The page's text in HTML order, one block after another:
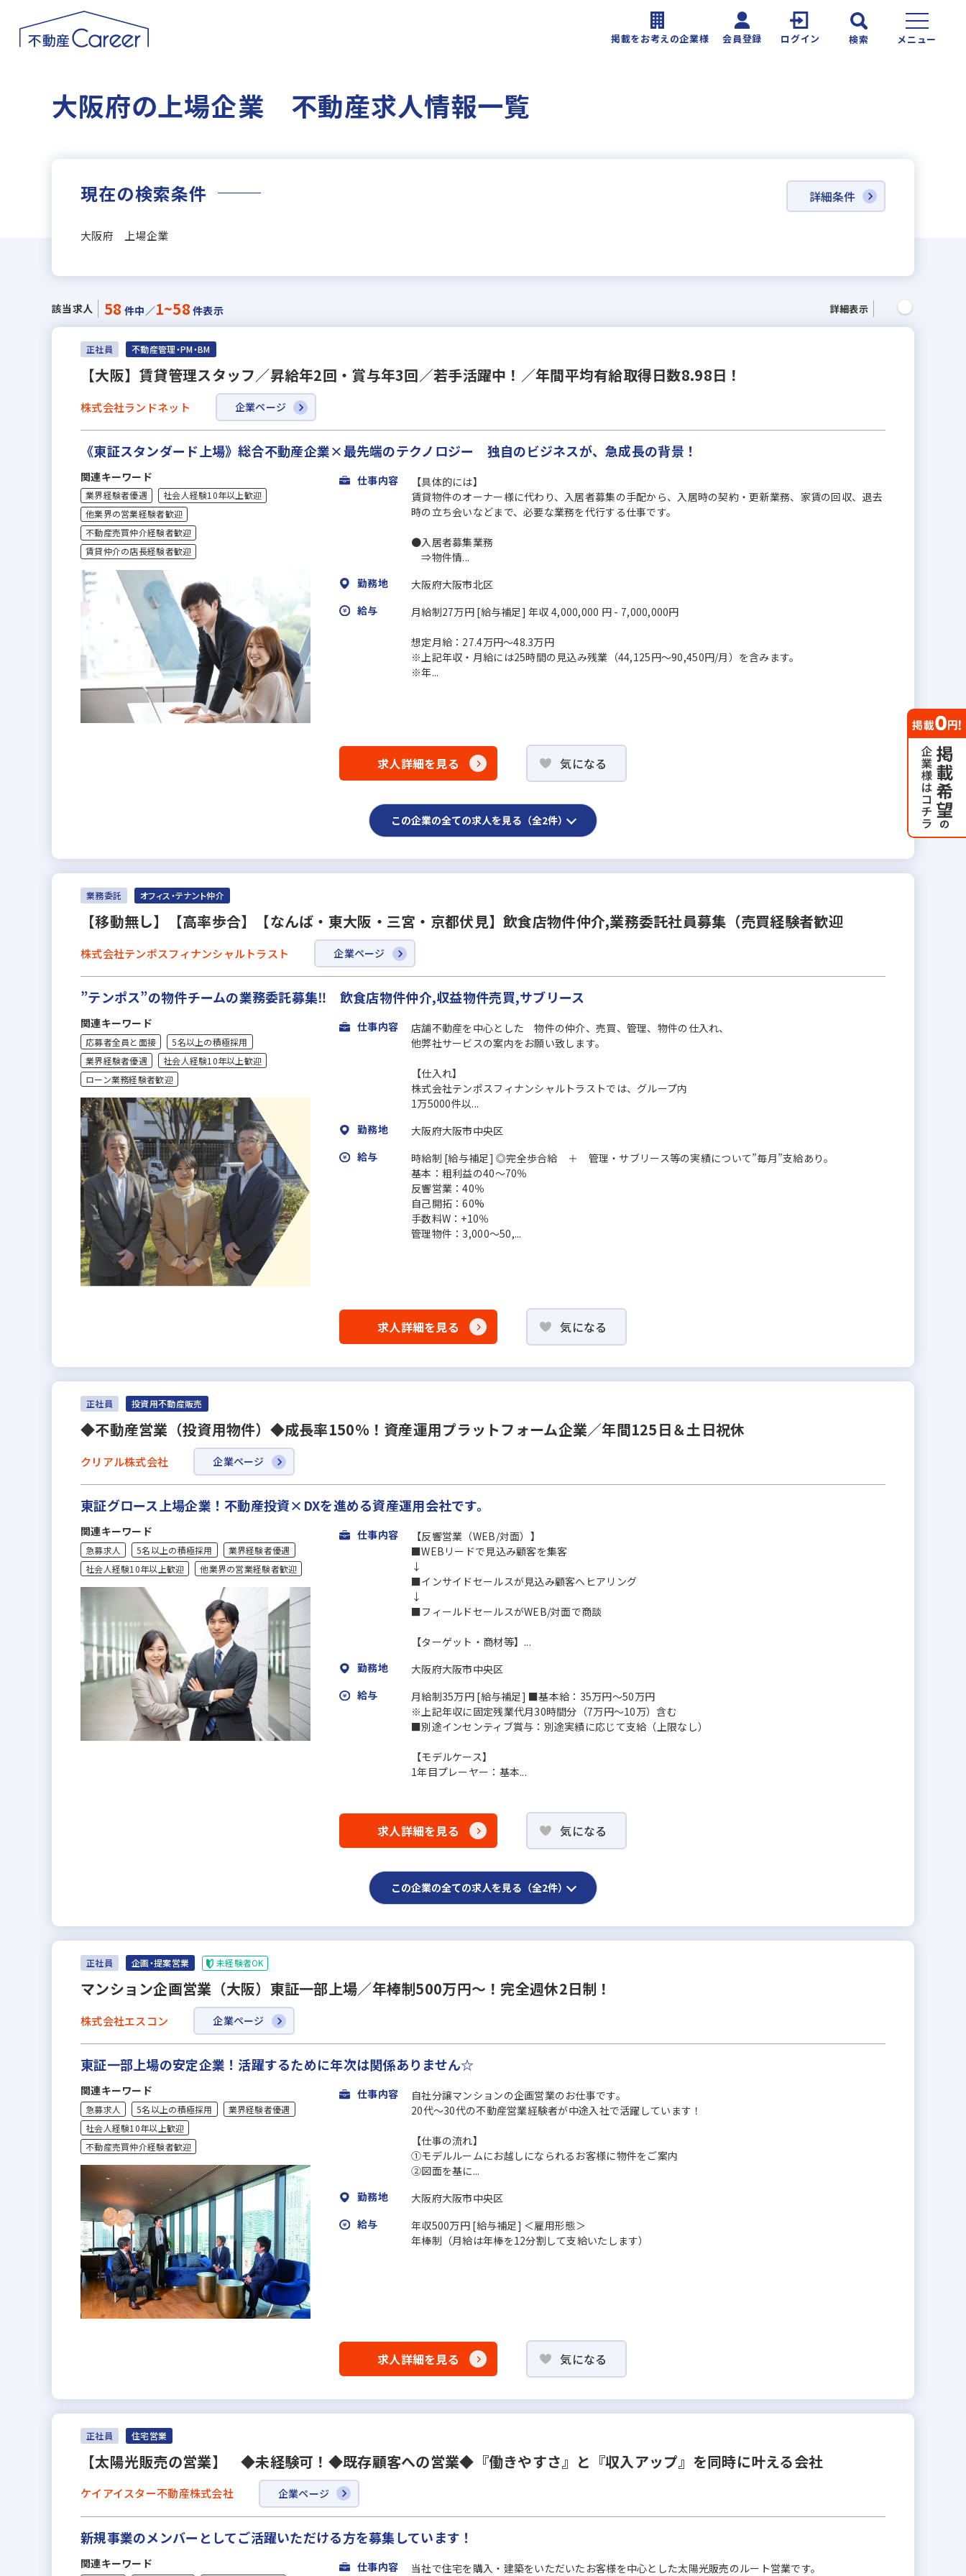
掲載をお考えの企業様 会員登録 ログイン 検索 メニュー
大阪府の上場企業 不動産求人情報一覧
現在の検索条件
大阪府 上場企業
詳細条件
該当求人 58 件中／1~58 件表示 詳細表示
正社員 不動産管理・PM・BM
【大阪】賃貸管理スタッフ／昇給年2回・賞与年3回／若手活躍中！／年間平均有給取得日数8.98日！
株式会社ランドネット 企業ページ
《東証スタンダード上場》総合不動産企業×最先端のテクノロジー 独自のビジネスが、急成長の背景！
関連キーワード
業界経験者優遇
社会人経験10年以上歓迎
他業界の営業経験者歓迎
不動産売買仲介経験者歓迎
賃貸仲介の店長経験者歓迎
仕事内容
【具体的には】
賃貸物件のオーナー様に代わり、入居者募集の手配から、入居時の契約・更新業務、家賃の回収、退去
時の立ち会いなどまで、必要な業務を代行する仕事です。
●入居者募集業務
⇒物件情...
勤務地
大阪府大阪市北区
給与
月給制27万円 [給与補足] 年収 4,000,000 円 - 7,000,000円
想定月給：27.4万円～48.3万円
※上記年収・月給には25時間の見込み残業（44,125円～90,450円/月）を含みます。
※年...
求人詳細を見る 気になる
この企業の全ての求人を見る（全2件）
業務委託 オフィス・テナント仲介
【移動無し】【高率歩合】【なんば・東大阪・三宮・京都伏見】飲食店物件仲介,業務委託社員募集（売買経験者歓迎
株式会社テンポスフィナンシャルトラスト 企業ページ
”テンポス”の物件チームの業務委託募集‼ 飲食店物件仲介,収益物件売買,サブリース
関連キーワード
応募者全員と面接
5名以上の積極採用
業界経験者優遇
社会人経験10年以上歓迎
ローン業務経験者歓迎
仕事内容
店舗不動産を中心とした 物件の仲介、売買、管理、物件の仕入れ、
他弊社サービスの案内をお願い致します。
【仕入れ】
株式会社テンポスフィナンシャルトラストでは、グループ内
1万5000件以...
勤務地
大阪府大阪市中央区
給与
時給制 [給与補足] ◎完全歩合給 ＋ 管理・サブリース等の実績について”毎月”支給あり。
基本：粗利益の40～70％
反響営業：40％
自己開拓：60%
手数料W：+10％
管理物件：3,000～50,...
求人詳細を見る 気になる
正社員 投資用不動産販売
◆不動産営業（投資用物件）◆成長率150%！資産運用プラットフォーム企業／年間125日＆土日祝休
クリアル株式会社 企業ページ
東証グロース上場企業！不動産投資×DXを進める資産運用会社です。
関連キーワード
急募求人 5名以上の積極採用
業界経験者優遇
社会人経験10年以上歓迎
他業界の営業経験者歓迎
仕事内容
【反響営業（WEB/対面）】
■WEBリードで見込み顧客を集客
↓
■インサイドセールスが見込み顧客へヒアリング
↓
■フィールドセールスがWEB/対面で商談
【ターゲット・商材等】...
勤務地
大阪府大阪市中央区
給与
月給制35万円 [給与補足] ■基本給：35万円〜50万円
※上記年収に固定残業代月30時間分（7万円～10万）含む
■別途インセンティブ賞与：別途実績に応じて支給（上限なし）
【モデルケース】
1年目プレーヤー：基本...
求人詳細を見る 気になる
この企業の全ての求人を見る（全2件）
正社員 企画・提案営業 未経験者OK
マンション企画営業（大阪）東証一部上場／年棒制500万円～！完全週休2日制！
株式会社エスコン 企業ページ
東証一部上場の安定企業！活躍するために年次は関係ありません☆
関連キーワード
急募求人 5名以上の積極採用
業界経験者優遇
社会人経験10年以上歓迎
不動産売買仲介経験者歓迎
仕事内容
自社分譲マンションの企画営業のお仕事です。
20代～30代の不動産営業経験者が中途入社で活躍しています！
【仕事の流れ】
①モデルルームにお越しになられるお客様に物件をご案内
②図面を基に...
勤務地
大阪府大阪市中央区
給与
年収500万円 [給与補足] ＜雇用形態＞
年棒制（月給は年棒を12分割して支給いたします）
求人詳細を見る 気になる
正社員 住宅営業
【太陽光販売の営業】 ◆未経験可！◆既存顧客への営業◆『働きやすさ』と『収入アップ』を同時に叶える会社
ケイアイスター不動産株式会社 企業ページ
新規事業のメンバーとしてご活躍いただける方を募集しています！
関連キーワード 仕事内容 当社で住宅を購入・建築をいただいたお客様を中心とした太陽光販売のルート営業です。